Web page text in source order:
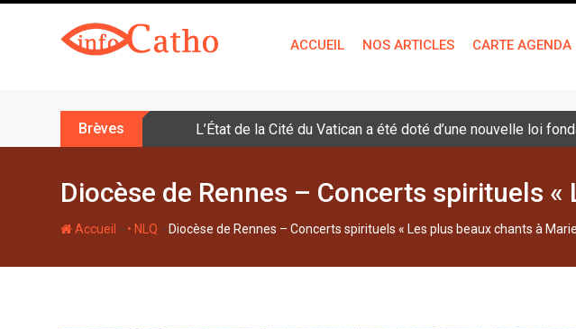
t
ACCUEIL NOS ARTICLES CARTE AGENDA
Brèves L’État de la Cité du Vatican a été doté d’une nouvelle loi
Diocèse de Rennes – Concerts spirituels
Accueil - • NLQ - Diocèse de Rennes – Concerts spirituels « Les plus beaux chants à